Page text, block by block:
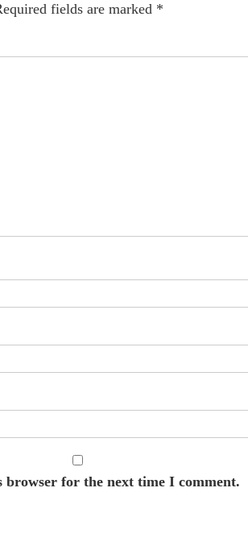
fields are marked *
browser for the next time I comment.